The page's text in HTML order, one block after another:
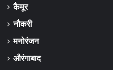
कैमूर
नौकरी
मनोरंजन
औरंगाबाद